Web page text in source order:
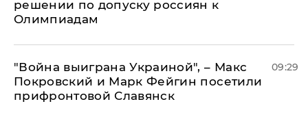
решении по допуску россиян к
Олимпиадам
"Война выиграна Украиной", – Макс
Покровский и Марк Фейгин посетили
прифронтовой Славянск
09:29